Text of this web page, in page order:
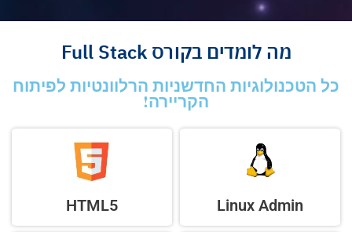
מה לומדים בקורס Full Stack​
כל הטכנולוגיות החדשניות הרלוונטיות לפיתוח
הקריירה!
Linux Admin
HTML5